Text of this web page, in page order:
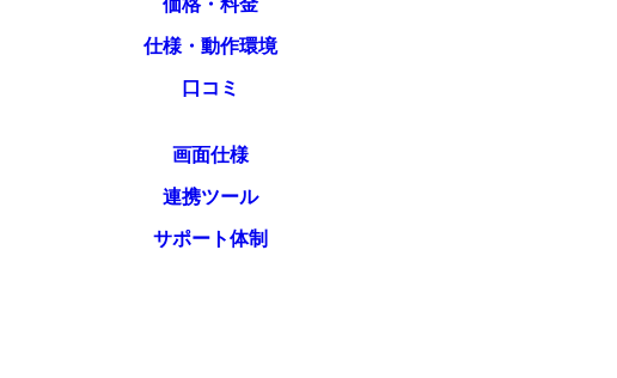
価格・料金
仕様・動作環境
口コミ
画面仕様
連携ツール
サポート体制